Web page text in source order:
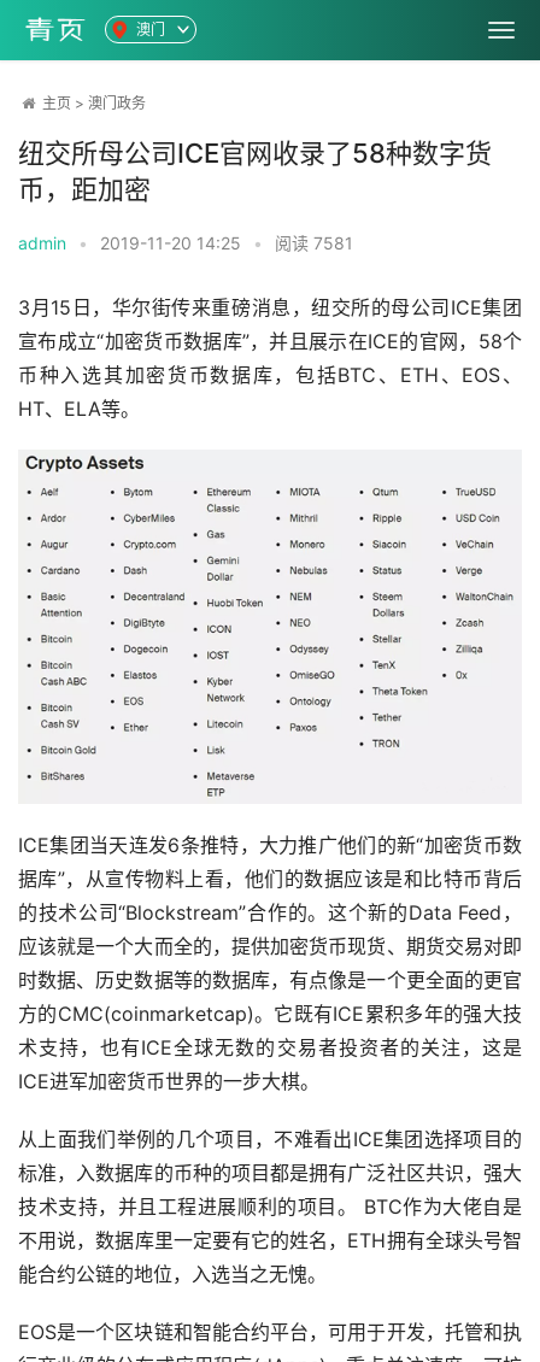
澳门
主页 > 澳门政务
纽交所母公司ICE官网收录了58种数字货
币，距加密
admin • 2019-11-20 14:25 • 阅读 7581
3月15日，华尔街传来重磅消息，纽交所的母公司ICE集团
宣布成立“加密货币数据库”，并且展示在ICE的官网，58个
币种入选其加密货币数据库，包括BTC、ETH、EOS、
HT、ELA等。
ICE集团当天连发6条推特，大力推广他们的新“加密货币数
据库”，从宣传物料上看，他们的数据应该是和比特币背后
的技术公司“Blockstream”合作的。这个新的Data Feed，
应该就是一个大而全的，提供加密货币现货、期货交易对即
时数据、历史数据等的数据库，有点像是一个更全面的更官
方的CMC(coinmarketcap)。它既有ICE累积多年的强大技
术支持，也有ICE全球无数的交易者投资者的关注，这是
ICE进军加密货币世界的一步大棋。
从上面我们举例的几个项目，不难看出ICE集团选择项目的
标准，入数据库的币种的项目都是拥有广泛社区共识，强大
技术支持，并且工程进展顺利的项目。 BTC作为大佬自是
不用说，数据库里一定要有它的姓名，ETH拥有全球头号智
能合约公链的地位，入选当之无愧。
EOS是一个区块链和智能合约平台，可用于开发，托管和执